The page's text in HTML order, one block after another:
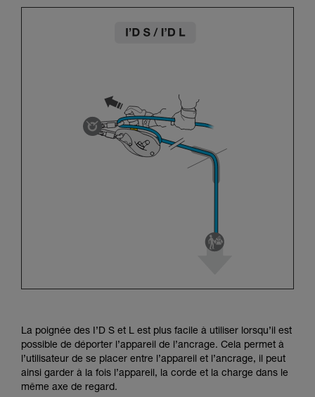
La poignée des I’D S et L est plus facile à utiliser lorsqu’il est
possible de déporter l’appareil de l’ancrage. Cela permet à
l’utilisateur de se placer entre l’appareil et l’ancrage, il peut
ainsi garder à la fois l’appareil, la corde et la charge dans le
même axe de regard.